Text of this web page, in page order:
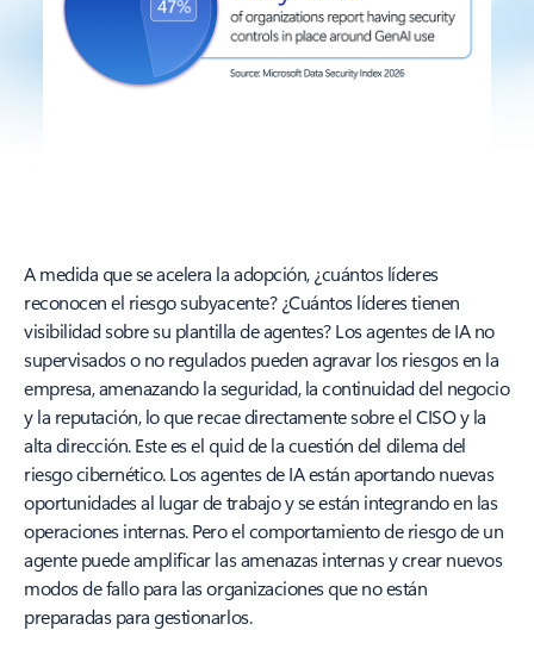
A medida que se acelera la adopción, ¿cuántos líderes
reconocen el riesgo subyacente? ¿Cuántos líderes tienen
visibilidad sobre su plantilla de agentes? Los agentes de IA no
supervisados o no regulados pueden agravar los riesgos en la
empresa, amenazando la seguridad, la continuidad del negocio
y la reputación, lo que recae directamente sobre el CISO y la
alta dirección. Este es el quid de la cuestión del dilema del
riesgo cibernético. Los agentes de IA están aportando nuevas
oportunidades al lugar de trabajo y se están integrando en las
operaciones internas. Pero el comportamiento de riesgo de un
agente puede amplificar las amenazas internas y crear nuevos
modos de fallo para las organizaciones que no están
preparadas para gestionarlos.